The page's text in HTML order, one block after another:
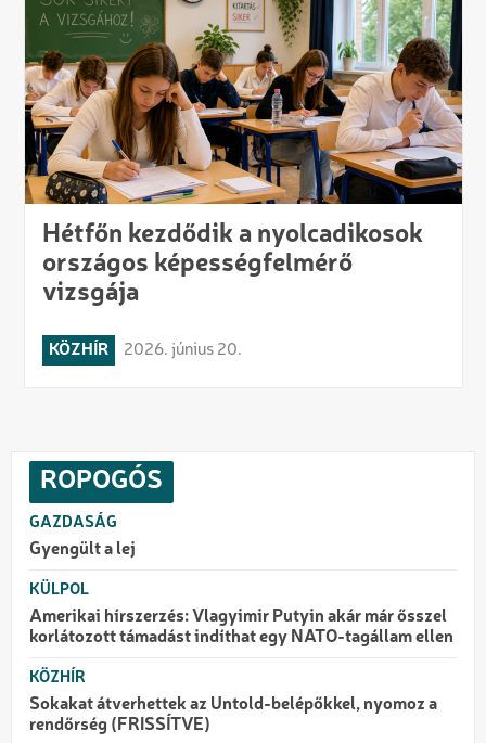
Hétfőn kezdődik a nyolcadikosok
országos képességfelmérő
vizsgája
KÖZHÍR 2026. június 20.
ROPOGÓS
GAZDASÁG
Gyengült a lej
KÜLPOL
Amerikai hírszerzés: Vlagyimir Putyin akár már ősszel
korlátozott támadást indíthat egy NATO-tagállam ellen
KÖZHÍR
Sokakat átverhettek az Untold-belépőkkel, nyomoz a
rendőrség (FRISSÍTVE)